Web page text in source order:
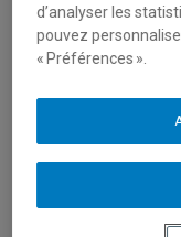
Téléphone:
Langues:
Domaines
d’analyser les
pouvez
« Préférences ».